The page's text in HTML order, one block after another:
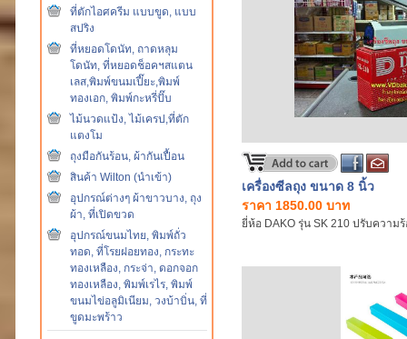
ที่ตักไอศครีม แบบขูด, แบบ
สปริง
ที่หยอดโดนัท, ถาดหลุม
โดนัท, ที่หยอดช็อคฯสแตน
เลส,พิมพ์ขนมเปี๊ยะ,พิมพ์
ทองเอก, พิมพ์กะหรี่ปั๊บ
ไม้นวดแป้ง, ไม้เครป,ที่ตัก
แตงโม
ถุงมือกันร้อน, ผ้ากันเปื้อน
สินค้า Wilton (นำเข้า)
อุปกรณ์ต่างๆ ผ้าขาวบาง, ถุง
ผ้า, ที่เปิดขวด
อุปกรณ์ขนมไทย, พิมพ์ถั่ว
ทอด, ที่โรยฝอยทอง, กระทะ
ทองเหลือง, กระจ่า, ดอกจอก
ทองเหลือง, พิมพ์เรไร, พิมพ์
ขนมไข่อลูมิเนียม, วงบ้าบิ่น, ที่
ขูดมะพร้าว
เครื่องซีลถุง ขนาด 8 นิ้ว
ราคา 1850.00 บาท
ยี่ห้อ DAKO รุ่น SK 210 ปรับความ